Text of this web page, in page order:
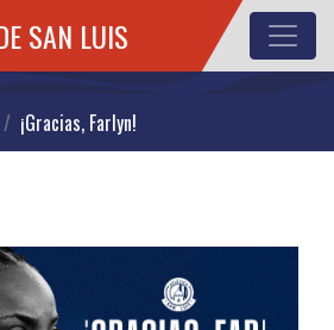
SAN LUIS
¡Gracias, Farlyn!